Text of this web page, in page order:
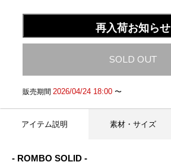
再入荷お知らせ
SOLD OUT
販売期間 2026/04/24 18:00〜
アイテム説明 素材・サイズ
- ROMBO SOLID -